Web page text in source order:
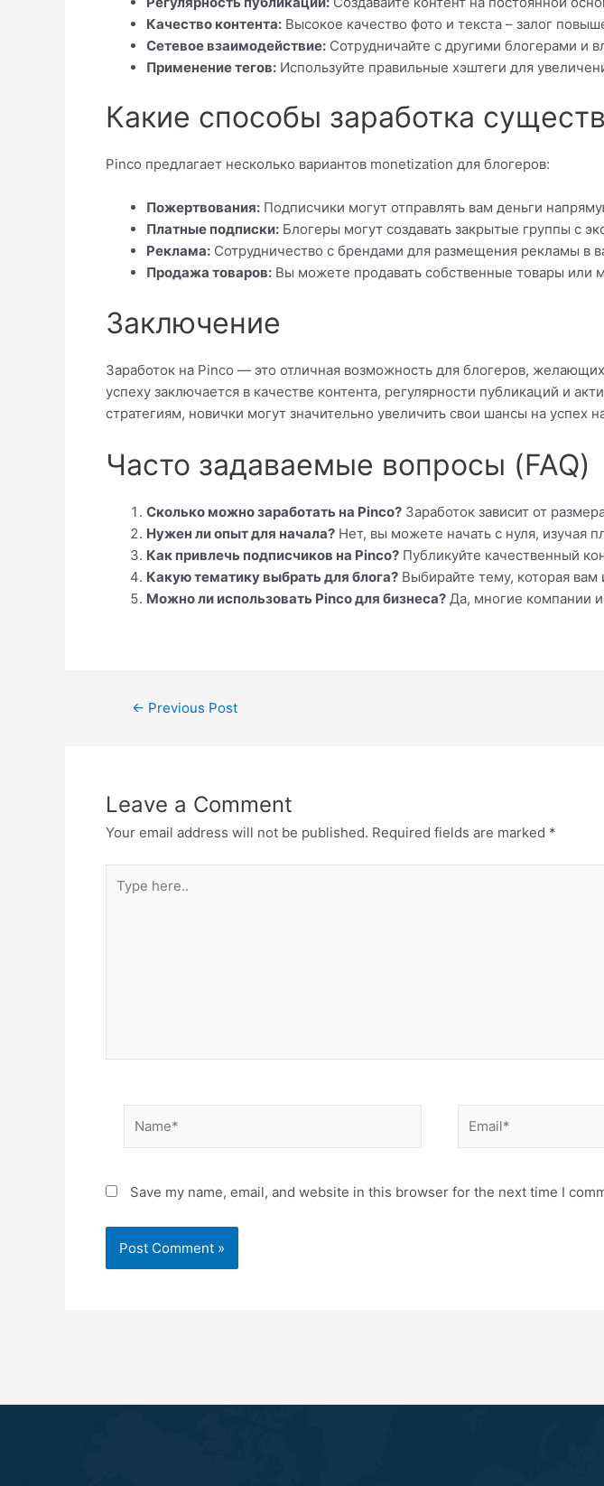
Качество контента: Высокое качество фото и текста – залог
Сетевое взаимодействие: Сотрудничайте с другими блогерами и
Применение тегов: Используйте правильные хэштеги для
Какие способы заработка
Pinco предлагает несколько вариантов monetization для блогеров:
Пожертвования: Подписчики могут отправлять вам деньги
Платные подписки: Блогеры могут создавать закрытые группы с
Реклама: Сотрудничество с брендами для размещения рекламы в
Продажа товаров: Вы можете продавать собственные товары или
Заключение
Заработок на Pinco — это отличная возможность для блогеров,
успеху заключается в качестве контента, регулярности публикаций и
стратегиям, новички могут значительно увеличить свои шансы на успех
Часто задаваемые вопросы (FAQ)
Сколько можно заработать на Pinco? Заработок зависит от
Нужен ли опыт для начала? Нет, вы можете начать с нуля, изучая
Как привлечь подписчиков на Pinco? Публикуйте качественный
Какую тематику выбрать для блога? Выбирайте тему, которая вам
Можно ли использовать Pinco для бизнеса? Да, многие компании
← Previous Post
Leave a Comment
Your email address will not be published. Required fields are marked *
here..
Save my name, email, and website in this browser for the next time I